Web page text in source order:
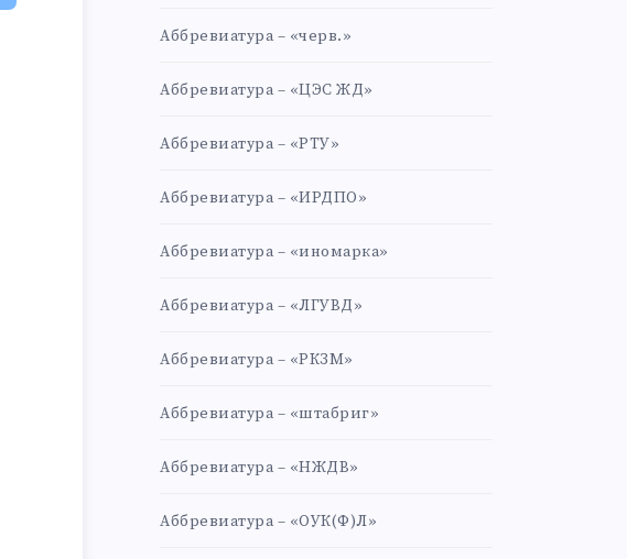
Аббревиатура – «черв.»
Аббревиатура – «ЦЭС ЖД»
Аббревиатура – «РТУ»
Аббревиатура – «ИРДПО»
Аббревиатура – «иномарка»
Аббревиатура – «ЛГУВД»
Аббревиатура – «РКЗМ»
Аббревиатура – «штабриг»
Аббревиатура – «НЖДВ»
Аббревиатура – «ОУК(Ф)Л»